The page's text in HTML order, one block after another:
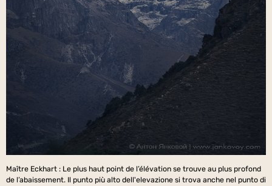
Maître Eckhart : Le plus haut point de l’élévation se trouve au plus profond
de l’abaissement. Il punto più alto dell'elevazione si trova anche nel punto di